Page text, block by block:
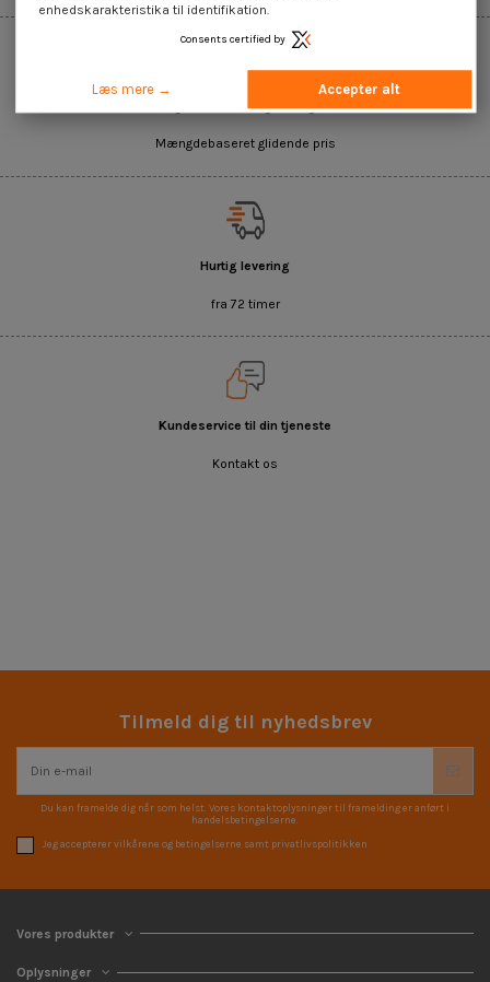
Salg af enheder og mængder
Mængdebaseret glidende pris
Hurtig levering
fra 72 timer
Kundeservice til din tjeneste
Kontakt os
Tilmeld dig til nyhedsbrev
Du kan framelde dig når som helst. Vores kontaktoplysninger til framelding er anført i
handelsbetingelserne.
Jeg accepterer vilkårene og betingelserne samt privatlivspolitikken
Vores produkter
Oplysninger
enhedskarakteristika til identifikation.
Consents certified by
Læs mere → Accepter alt